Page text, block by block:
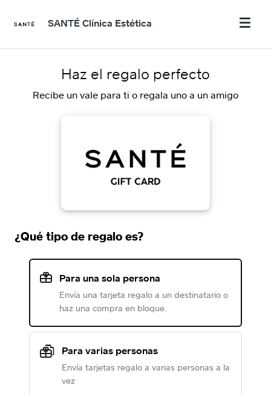
SANTÉ Clínica Estética
Haz el regalo perfecto
Recibe un vale para ti o regala uno a un amigo
¿Qué tipo de regalo es?
Para una sola persona
Envía una tarjeta regalo a un destinatario o
haz una compra en bloque.
Para varias personas
Envía tarjetas regalo a varias personas a la
vez